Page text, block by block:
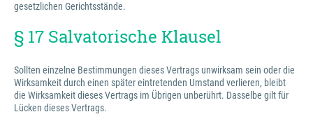
gesetzlichen Gerichtsstände.
§ 17 Salvatorische Klausel
Sollten einzelne Bestimmungen dieses Vertrags unwirksam sein oder die
Wirksamkeit durch einen später eintretenden Umstand verlieren, bleibt
die Wirksamkeit dieses Vertrags im Übrigen unberührt. Dasselbe gilt für
Lücken dieses Vertrags.